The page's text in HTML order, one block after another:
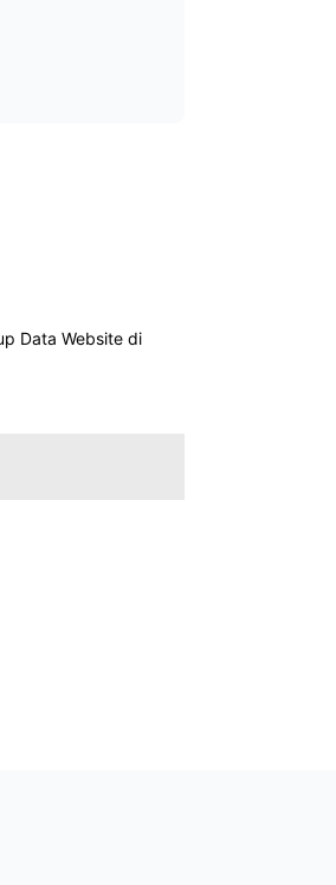
Data Website di